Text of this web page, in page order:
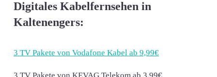
Digitales Kabelfernsehen in
Kaltenengers:
3 TV Pakete von Vodafone Kabel ab 9,99€